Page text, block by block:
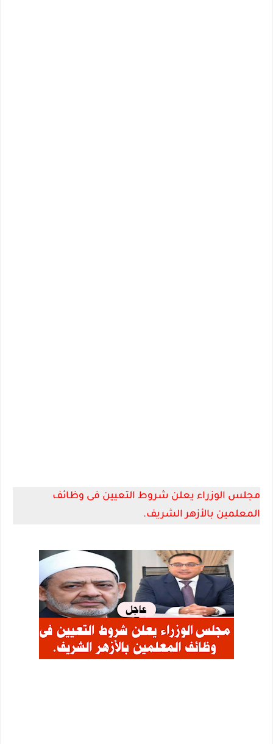
مجلس الوزراء يعلن شروط التعيين فى وظائف
المعلمين بالأزهر الشريف.